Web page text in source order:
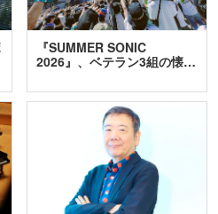
『SUMMER SONIC
2026』、ベテラン3組の懐…